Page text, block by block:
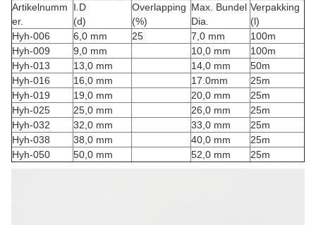
Artikelnumm
er.
I.D
(d)
Overlapping
(%)
Max. Bundel
Dia.
Verpakking
(l)
Hyh-006
6,0 mm 25 7,0 mm
100m
Hyh-009
9,0 mm 10,0 mm
100m
Hyh-013
13,0 mm 14,0 mm
50m
Hyh-016
16,0 mm 17.0mm
25m
Hyh-019
19,0 mm 20,0 mm
25m
Hyh-025
25,0 mm 26,0 mm
25m
Hyh-032
32,0 mm 33,0 mm
25m
Hyh-038
38,0 mm 40,0 mm
25m
Hyh-050
50,0 mm 52,0 mm 25m